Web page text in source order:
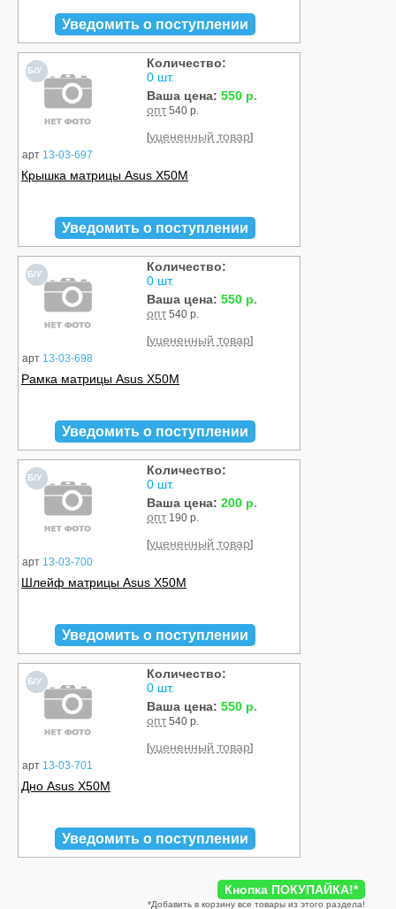
Уведомить о поступлении
Б/У
арт 13-03-697
Количество:
0 шт.
Ваша цена: 550 р.
опт 540 р.
[уцененный товар]
Крышка матрицы Asus X50M
Уведомить о поступлении
Б/У
арт 13-03-698
Количество:
0 шт.
Ваша цена: 550 р.
опт 540 р.
[уцененный товар]
Рамка матрицы Asus X50M
Уведомить о поступлении
Б/У
арт 13-03-700
Количество:
0 шт.
Ваша цена: 200 р.
опт 190 р.
[уцененный товар]
Шлейф матрицы Asus X50M
Уведомить о поступлении
Б/У
арт 13-03-701
Количество:
0 шт.
Ваша цена: 550 р.
опт 540 р.
[уцененный товар]
Дно Asus X50M
Уведомить о поступлении
Кнопка ПОКУПАЙКА!*
*Добавить в корзину все товары из этого раздела!